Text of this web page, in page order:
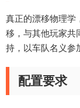
真正的漂移物理学
移，与其他玩家共
持，以车队名义参
配置要求